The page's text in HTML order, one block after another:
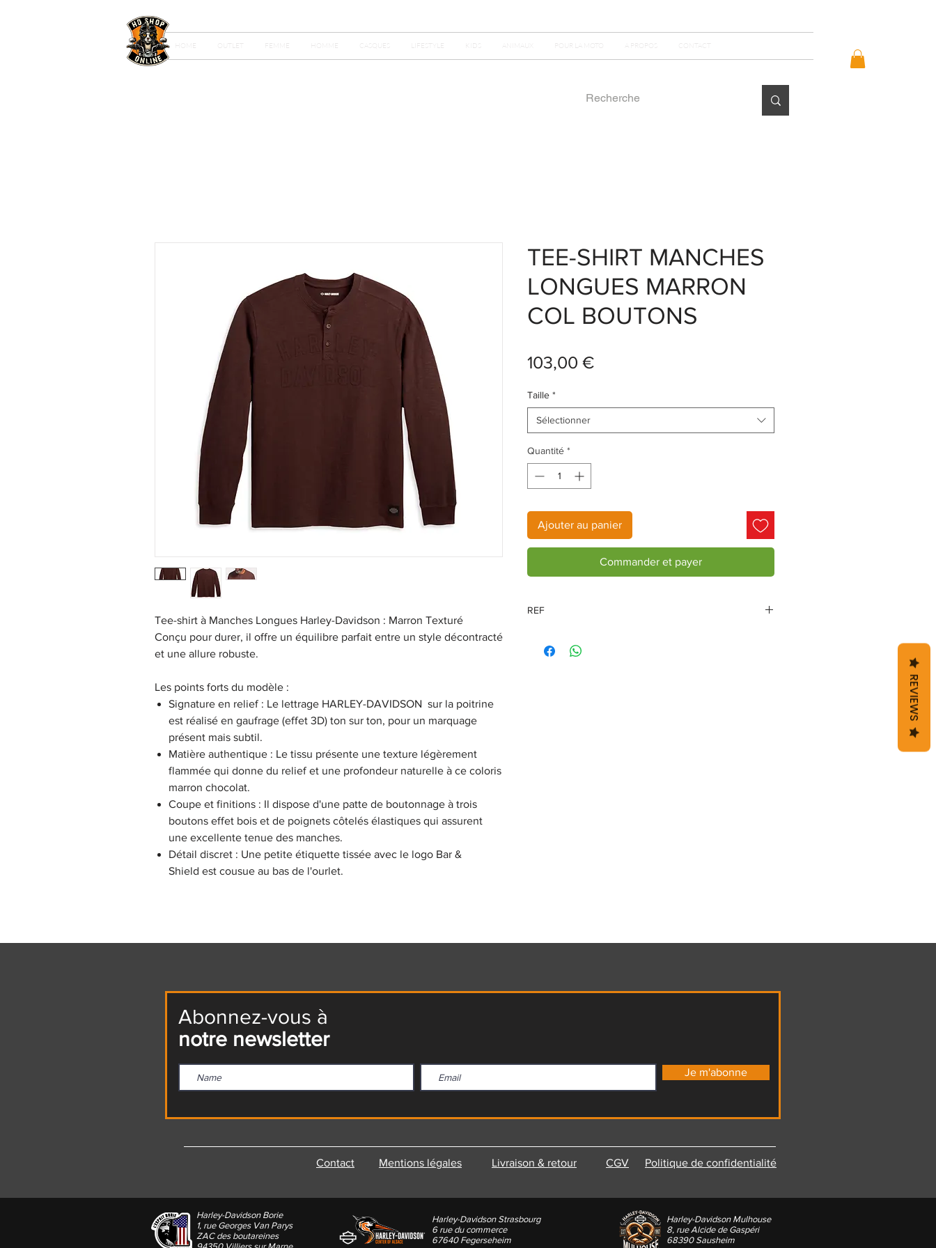
HOME OUTLET FEMME HOMME CASQUES LIFESTYLE KIDS ANIMAUX POUR LA MOTO A PROPOS CONTACT
Tee-shirt à Manches Longues Harley-Davidson : Marron Texturé
Conçu pour durer, il offre un équilibre parfait entre un style décontracté
et une allure robuste.
Les points forts du modèle :
Signature en relief : Le lettrage HARLEY-DAVIDSON sur la poitrine
est réalisé en gaufrage (effet 3D) ton sur ton, pour un marquage
présent mais subtil.
Matière authentique : Le tissu présente une texture légèrement
flammée qui donne du relief et une profondeur naturelle à ce coloris
marron chocolat.
Coupe et finitions : Il dispose d'une patte de boutonnage à trois
boutons effet bois et de poignets côtelés élastiques qui assurent
une excellente tenue des manches.
Détail discret : Une petite étiquette tissée avec le logo Bar &
Shield est cousue au bas de l'ourlet.
TEE-SHIRT MANCHES
LONGUES MARRON
COL BOUTONS
103,00 €Prix
Taille *
Sélectionner
Quantité *
Ajouter au panier
Commander et payer
REF
Abonnez-vous à
notre newsletter
Je m'abonne
Contact Mentions légales Livraison & retour CGV Politique de confidentialité
Harley-Davidson Borie
1, rue Georges Van Parys
ZAC des boutareines
Harley-Davidson Strasbourg
6 rue du commerce
67640 Fegerseheim
Harley-Davidson Mulhouse
8, rue Alcide de Gaspéri
68390 Sausheim
REVIEWS